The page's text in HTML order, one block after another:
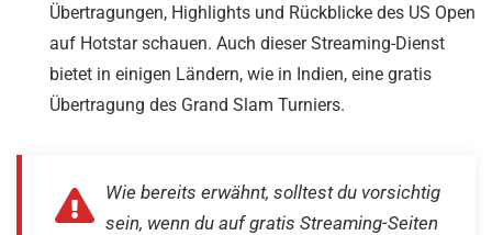
Übertragungen, Highlights und Rückblicke des US Open
auf Hotstar schauen. Auch dieser Streaming-Dienst
bietet in einigen Ländern, wie in Indien, eine gratis
Übertragung des Grand Slam Turniers.
Wie bereits erwähnt, solltest du vorsichtig
sein, wenn du auf gratis Streaming-Seiten